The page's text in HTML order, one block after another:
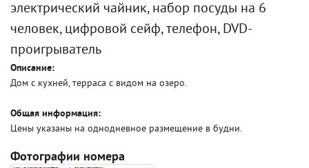
электрический чайник, набор посуды на 6
человек, цифровой сейф, телефон, DVD-
проигрыватель
Описание:
Дом с кухней, терраса с видом на озеро.
Общая информация:
Цены указаны на однодневное размещение в будни.
Фотографии номера